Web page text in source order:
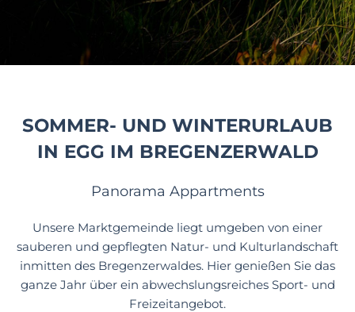
SOMMER- UND WINTERURLAUB
IN EGG IM BREGENZERWALD
Panorama Appartments
Unsere Marktgemeinde liegt umgeben von einer
sauberen und gepflegten Natur- und Kulturlandschaft
inmitten des Bregenzerwaldes. Hier genießen Sie das
ganze Jahr über ein abwechslungsreiches Sport- und
Freizeitangebot.